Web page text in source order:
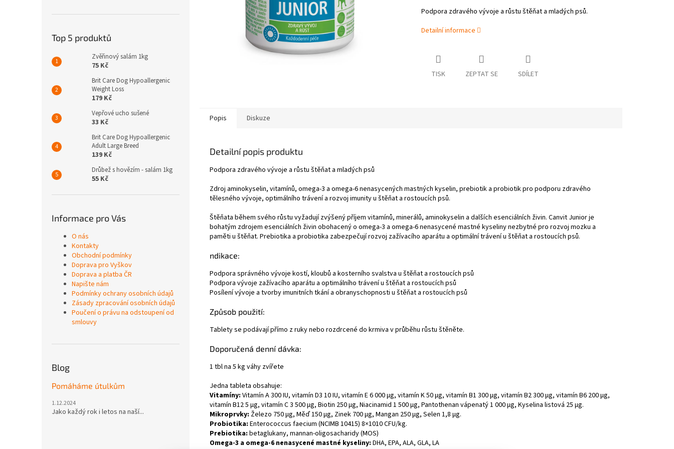
Top 5 produktů
Zvěřinový salám 1kg
75 Kč
Brit Care Dog Hypoallergenic
Weight Loss
179 Kč
Vepřové ucho sušené
33 Kč
Brit Care Dog Hypoallergenic
Adult Large Breed
139 Kč
Drůbež s hovězím - salám 1kg
55 Kč
Informace pro Vás
O nás
Kontakty
Obchodní podmínky
Doprava pro Vyškov
Doprava a platba ČR
Napište nám
Podmínky ochrany osobních údajů
Zásady zpracování osobních údajů
Poučení o právu na odstoupení od
smlouvy
Blog
Pomáháme útulkům
1.12.2024
Jako každý rok i letos na naší...
Podpora zdravého vývoje a růstu štěňat a mladých psů.
Detailní informace
TISK ZEPTAT SE SDÍLET
Popis Diskuze
Detailní popis produktu
Podpora zdravého vývoje a růstu štěňat a mladých psů
Zdroj aminokyselin, vitamínů, omega-3 a omega-6 nenasycených mastných kyselin, prebiotik a probiotik pro podporu zdravého
tělesného vývoje, optimálního trávení a rozvoj imunity u štěňat a rostoucích psů.
Štěňata během svého růstu vyžadují zvýšený příjem vitamínů, minerálů, aminokyselin a dalších esenciálních živin. Canvit Junior je
bohatým zdrojem esenciálních živin obohacený o omega-3 a omega-6 nenasycené mastné kyseliny nezbytné pro rozvoj mozku a
paměti u štěňat. Prebiotika a probiotika zabezpečují rozvoj zažívacího aparátu a optimální trávení u štěňat a rostoucích psů.
ndikace:
Podpora správného vývoje kostí, kloubů a kosterního svalstva u štěňat a rostoucích psů
Podpora vývoje zažívacího aparátu a optimálního trávení u štěňat a rostoucích psů
Posílení vývoje a tvorby imunitních tkání a obranyschopnosti u štěňat a rostoucích psů
Způsob použití:
Tablety se podávají přímo z ruky nebo rozdrcené do krmiva v průběhu růstu štěněte.
Doporučená denní dávka:
1 tbl na 5 kg váhy zvířete
Jedna tableta obsahuje:
Vitamíny: Vitamín A 300 IU, vitamín D3 10 IU, vitamín E 6 000 µg, vitamín K 50 µg, vitamín B1 300 µg, vitamín B2 300 µg, vitamín B6 200 µg,
vitamín B12 5 µg, vitamín C 3 500 µg, Biotin 250 µg, Niacinamid 1 500 µg, Pantothenan vápenatý 1 000 µg, Kyselina listová 25 µg.
Mikroprvky: Železo 750 µg, Měď 150 µg, Zinek 700 µg, Mangan 250 µg, Selen 1,8 µg.
Probiotika: Enterococcus faecium (NCIMB 10415) 8×1010 CFU/kg.
Prebiotika: betaglukany, mannan-oligosacharidy (MOS)
Omega-3 a omega-6 nenasycené mastné kyseliny: DHA, EPA, ALA, GLA, LA